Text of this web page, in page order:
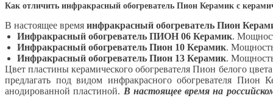
Как отличить инфракрасный обогреватель Пион Керамик с
В настоящее время инфракрасный обогреватель Пион
Инфракрасный обогреватель ПИОН 06 Керамик.
Инфракрасный обогреватель Пион 10 Керамик. Мощность
Инфракрасный обогреватель Пион 13 Керамик. Мощность
Цвет пластины керамического обогревателя Пион белого
предлагать под видом инфракрасного обогревателя
анодированной пластиной. В настоящее время на